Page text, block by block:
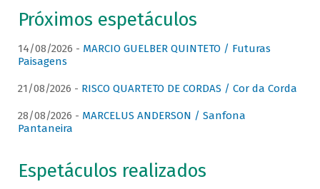
Próximos espetáculos
14/08/2026 - MARCIO GUELBER QUINTETO / Futuras
Paisagens
21/08/2026 - RISCO QUARTETO DE CORDAS / Cor da Corda
28/08/2026 - MARCELUS ANDERSON / Sanfona
Pantaneira
Espetáculos realizados